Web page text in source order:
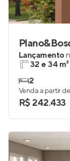
Lançamento
32 e 34 m²
2
Venda a partir de
R$ 242.433